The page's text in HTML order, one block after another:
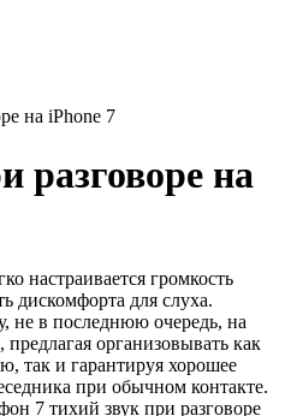
на iPhone 7
разговоре на
настраивается громкость
дискомфорта для слуха.
не в последнюю очередь, на
организовывать как
так и гарантируя хорошее
при обычном контакте.
7 тихий звук при разговоре